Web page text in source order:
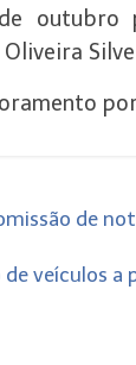
outubro
por
de
veículos a